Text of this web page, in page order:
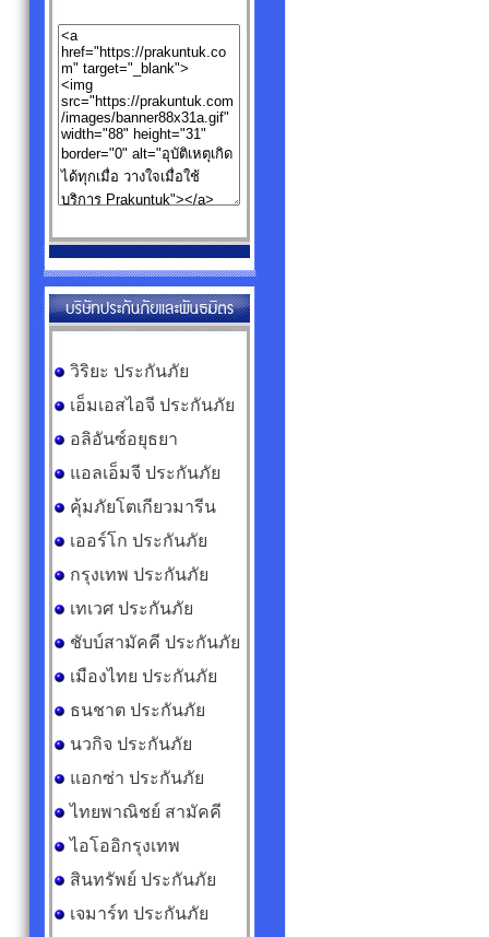
วิริยะ ประกันภัย
เอ็มเอสไอจี ประกันภัย
อลิอันซ์อยุธยา
แอลเอ็มจี ประกันภัย
คุ้มภัยโตเกียวมารีน
เออร์โก ประกันภัย
กรุงเทพ ประกันภัย
เทเวศ ประกันภัย
ชับบ์สามัคคี ประกันภัย
เมืองไทย ประกันภัย
ธนชาต ประกันภัย
นวกิจ ประกันภัย
แอกซ่า ประกันภัย
ไทยพาณิชย์ สามัคคี
ไอโออิกรุงเทพ
สินทรัพย์ ประกันภัย
เจมาร์ท ประกันภัย